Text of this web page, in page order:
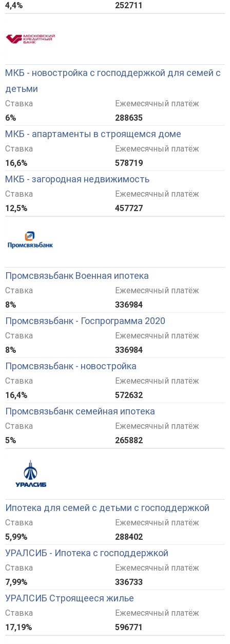
4,4%
252711
МКБ - новостройка с господдержкой для семей с
детьми
Ставка
6%
Ежемесячный платёж
288635
МКБ - апартаменты в строящемся доме
Ставка
16,6%
Ежемесячный платёж
578719
МКБ - загородная недвижимость
Ставка
12,5%
Ежемесячный платёж
457727
Промсвязьбанк Военная ипотека
Ставка
8%
Ежемесячный платёж
336984
Промсвязьбанк - Госпрограмма 2020
Ставка
8%
Ежемесячный платёж
336984
Промсвязьбанк - новостройка
Ставка
16,4%
Ежемесячный платёж
572632
Промсвязьбанк семейная ипотека
Ставка
5%
Ежемесячный платёж
265882
Ипотека для семей с детьми с господдержкой
Ставка
5,99%
Ежемесячный платёж
288402
УРАЛСИБ - Ипотека с господдержкой
Ставка
7,99%
Ежемесячный платёж
336733
УРАЛСИБ Строящееся жилье
Ставка
17,19%
Ежемесячный платёж
596771